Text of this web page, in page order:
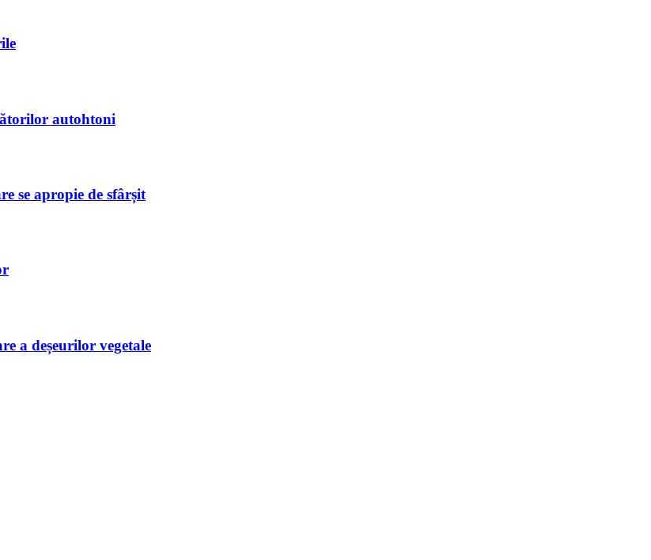
autohtoni
se apropie de sfârșit
a deșeurilor vegetale